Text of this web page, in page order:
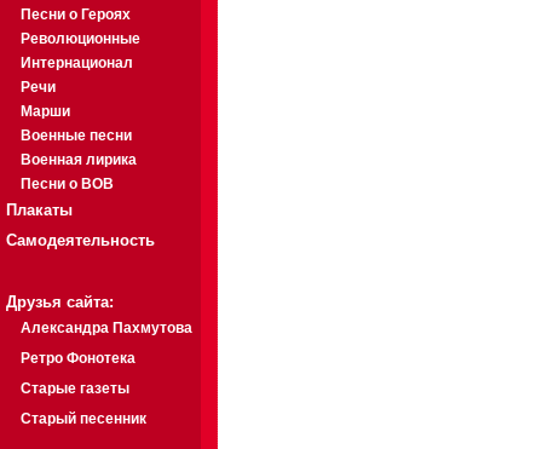
Песни о Героях
Революционные
Интернационал
Речи
Марши
Военные песни
Военная лирика
Песни о ВОВ
Плакаты
Самодеятельность
Друзья сайта:
Александра Пахмутова
Ретро Фонотека
Старые газеты
Старый песенник